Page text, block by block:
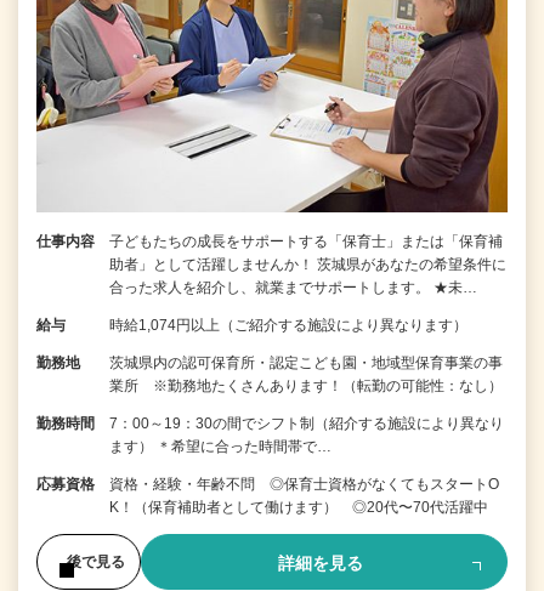
仕事内容
子どもたちの成長をサポートする「保育士」または「保育補
助者」として活躍しませんか！ 茨城県があなたの希望条件に
合った求人を紹介し、就業までサポートします。 ★未…
給与 時給1,074円以上（ご紹介する施設により異なります）
勤務地
茨城県内の認可保育所・認定こども園・地域型保育事業の事
業所 ※勤務地たくさんあります！（転勤の可能性：なし）
勤務時間
7：00～19：30の間でシフト制（紹介する施設により異なり
ます） ＊希望に合った時間帯で…
応募資格
資格・経験・年齢不問 ◎保育士資格がなくてもスタートO
K！（保育補助者として働けます） ◎20代〜70代活躍中
後で見る 詳細を見る